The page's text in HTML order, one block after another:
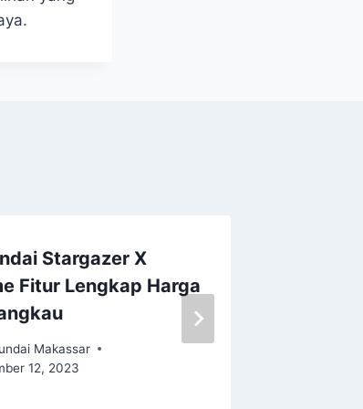
Stargazer X
Fitur Lengkap Harga
Makassar
12, 2023